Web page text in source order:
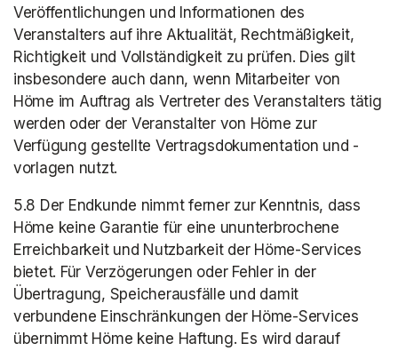
Veröffentlichungen und Informationen des
Veranstalters auf ihre Aktualität, Rechtmäßigkeit,
Richtigkeit und Vollständigkeit zu prüfen. Dies gilt
insbesondere auch dann, wenn Mitarbeiter von
Höme im Auftrag als Vertreter des Veranstalters tätig
werden oder der Veranstalter von Höme zur
Verfügung gestellte Vertragsdokumentation und -
vorlagen nutzt.
5.8 Der Endkunde nimmt ferner zur Kenntnis, dass
Höme keine Garantie für eine ununterbrochene
Erreichbarkeit und Nutzbarkeit der Höme-Services
bietet. Für Verzögerungen oder Fehler in der
Übertragung, Speicherausfälle und damit
verbundene Einschränkungen der Höme-Services
übernimmt Höme keine Haftung. Es wird darauf